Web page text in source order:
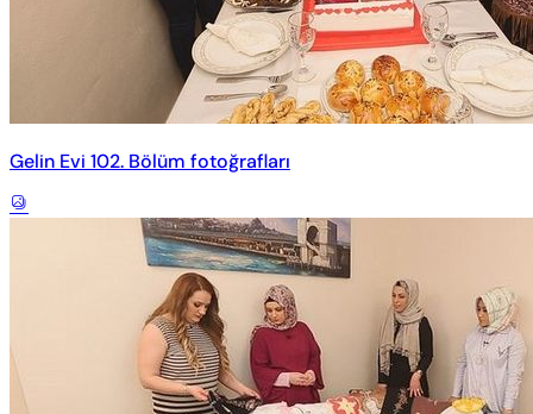
Gelin Evi 102. Bölüm fotoğrafları